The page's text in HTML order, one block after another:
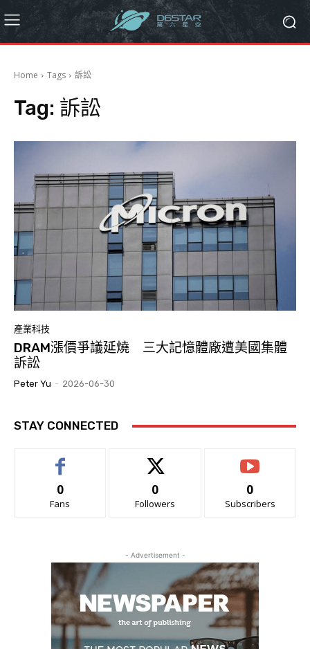
Home Tags 訴訟
Tag: 訴訟
產業科技
DRAM漲價爭議延燒 三大記憶體廠遭美國集體
訴訟
Peter Yu - 2026-06-30
STAY CONNECTED
0
Fans
0
Followers
0
Subscribers
- Advertisement -